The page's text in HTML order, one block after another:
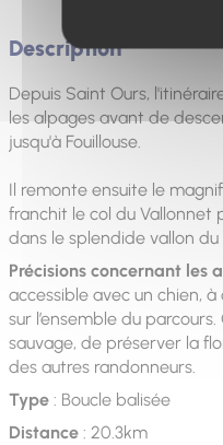
Description
Depuis Saint Ours,
les alpages avant de
jusqu'à Fouillouse.
Il remonte ensuite le
franchit le col du Vallonnet
dans le splendide vallon du
Précisions concernant les
accessible avec un chien, à
sur l’ensemble du
sauvage, de préserver la
des autres randonneurs.
Type: Boucle balisée
Distance: 20.3km